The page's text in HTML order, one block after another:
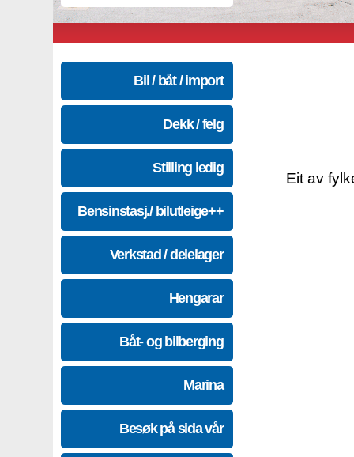
Bil / båt / import
Dekk / felg
Stilling ledig
Bensinstasj./ bilutleige++
Verkstad / delelager
Hengarar
Båt- og bilberging
Marina
Besøk på sida vår
Eit av